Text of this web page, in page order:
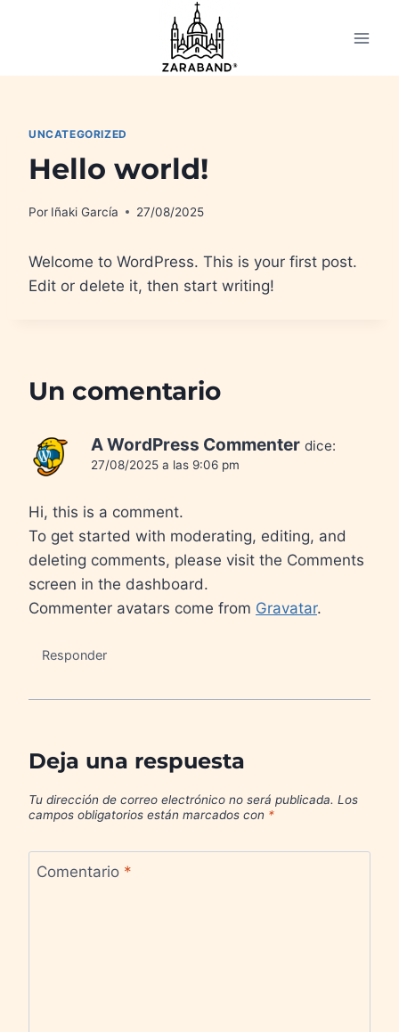
UNCATEGORIZED
Hello world!
Por Iñaki García 27/08/2025
Welcome to WordPress. This is your first post.
Edit or delete it, then start writing!
Un comentario
A WordPress Commenter dice:
27/08/2025 a las 9:06 pm
Hi, this is a comment.
To get started with moderating, editing, and
deleting comments, please visit the Comments
screen in the dashboard.
Commenter avatars come from Gravatar.
Responder
Deja una respuesta
Tu dirección de correo electrónico no será publicada. Los
campos obligatorios están marcados con *
Comentario *